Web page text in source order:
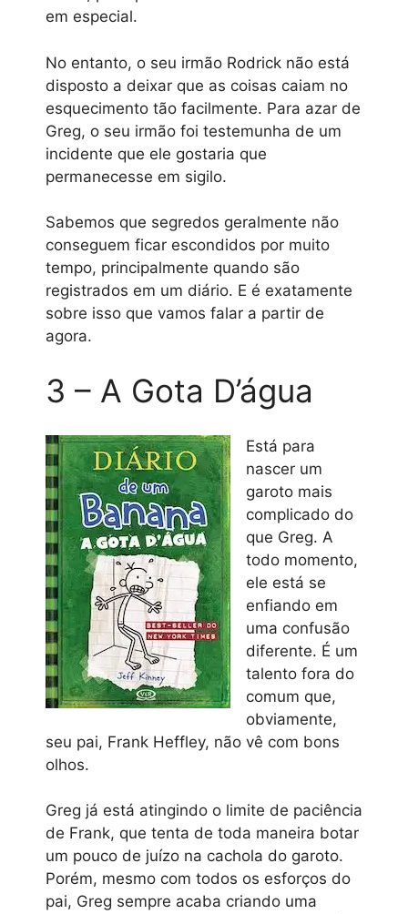
em especial.
No entanto, o seu irmão Rodrick não está
disposto a deixar que as coisas caiam no
esquecimento tão facilmente. Para azar de
Greg, o seu irmão foi testemunha de um
incidente que ele gostaria que
permanecesse em sigilo.
Sabemos que segredos geralmente não
conseguem ficar escondidos por muito
tempo, principalmente quando são
registrados em um diário. E é exatamente
sobre isso que vamos falar a partir de
agora.
3 – A Gota D’água
Está para
nascer um
garoto mais
complicado do
que Greg. A
todo momento,
ele está se
enfiando em
uma confusão
diferente. É um
talento fora do
comum que,
obviamente,
seu pai, Frank Heffley, não vê com bons
olhos.
Greg já está atingindo o limite de paciência
de Frank, que tenta de toda maneira botar
um pouco de juízo na cachola do garoto.
Porém, mesmo com todos os esforços do
pai, Greg sempre acaba criando uma